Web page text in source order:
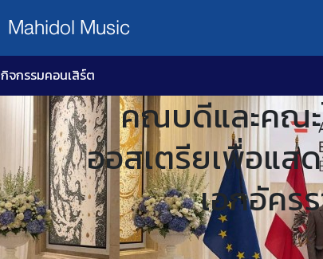
Mahidol Music
กิจกรรมคอนเสิร์ต
คณบดีและคณะ
ออสเตรียเพื่อแ
เอกอัคร